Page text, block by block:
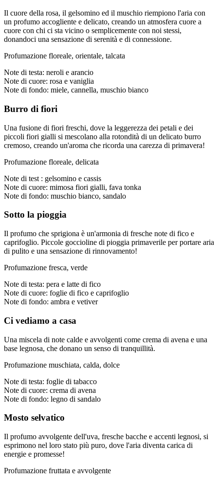
Il cuore della rosa, il gelsomino ed il muschio riempiono l'aria con
un profumo accogliente e delicato, creando un atmosfera cuore a
cuore con chi ci sta vicino o semplicemente con noi stessi,
donandoci una sensazione di serenità e di connessione.
Profumazione floreale, orientale, talcata
Note di testa: neroli e arancio
Note di cuore: rosa e vaniglia
Note di fondo: miele, cannella, muschio bianco
Burro di fiori
Una fusione di fiori freschi, dove la leggerezza dei petali e dei
piccoli fiori gialli si mescolano alla rotondità di un delicato burro
cremoso, creando un'aroma che ricorda una carezza di primavera!
Profumazione floreale, delicata
Note di test : gelsomino e cassis
Note di cuore: mimosa fiori gialli, fava tonka
Note di fondo: muschio bianco, sandalo
Sotto la pioggia
Il profumo che sprigiona è un'armonia di fresche note di fico e
caprifoglio. Piccole goccioline di pioggia primaverile per portare aria
di pulito e una sensazione di rinnovamento!
Profumazione fresca, verde
Note di testa: pera e latte di fico
Note di cuore: foglie di fico e caprifoglio
Note di fondo: ambra e vetiver
Ci vediamo a casa
Una miscela di note calde e avvolgenti come crema di avena e una
base legnosa, che donano un senso di tranquillità.
Profumazione muschiata, calda, dolce
Note di testa: foglie di tabacco
Note di cuore: crema di avena
Note di fondo: legno di sandalo
Mosto selvatico
Il profumo avvolgente dell'uva, fresche bacche e accenti legnosi, si
esprimono nel loro stato più puro, dove l'aria diventa carica di
energie e promesse!
Profumazione fruttata e avvolgente